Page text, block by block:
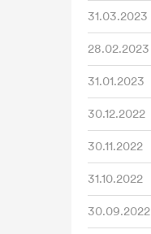
31.03.2023
28.02.2023
31.01.2023
30.12.2022
30.11.2022
31.10.2022
30.09.2022